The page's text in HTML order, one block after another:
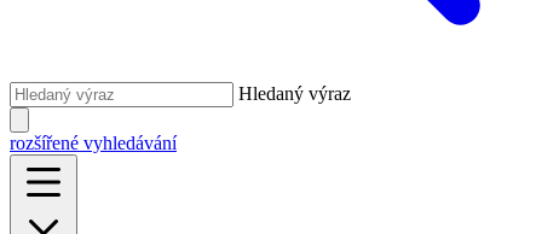
Hledaný výraz
rozšířené vyhledávání